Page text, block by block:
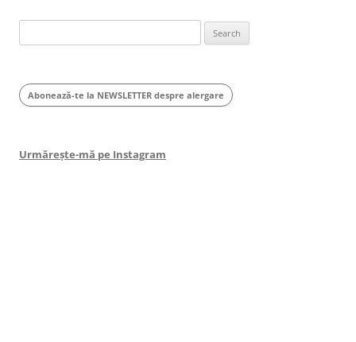
for:
Abonează-te la NEWSLETTER despre alergare
Urmărește-mă pe Instagram